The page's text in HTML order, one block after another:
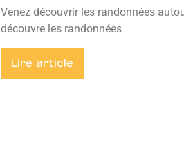
Venez découvrir les randonnées
découvre les randonnées
Lire article